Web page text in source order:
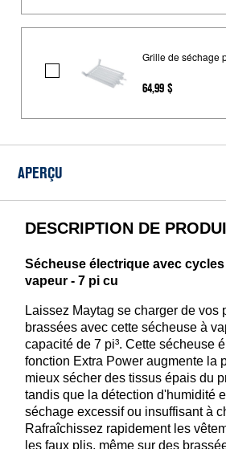
Grille
sécheuse
Grille de séchage
64,99 $
APERÇU
DESCRIPTION DE
Sécheuse électrique avec
vapeur - 7 pi cu
Laissez Maytag se charger de vos
brassées avec cette sécheuse à
capacité de 7 pi³. Cette sécheuse
fonction Extra Power augmente la
mieux sécher des tissus épais du
tandis que la détection d'humidité
séchage excessif ou insuffisant à
Rafraîchissez rapidement les
les faux plis, même sur des